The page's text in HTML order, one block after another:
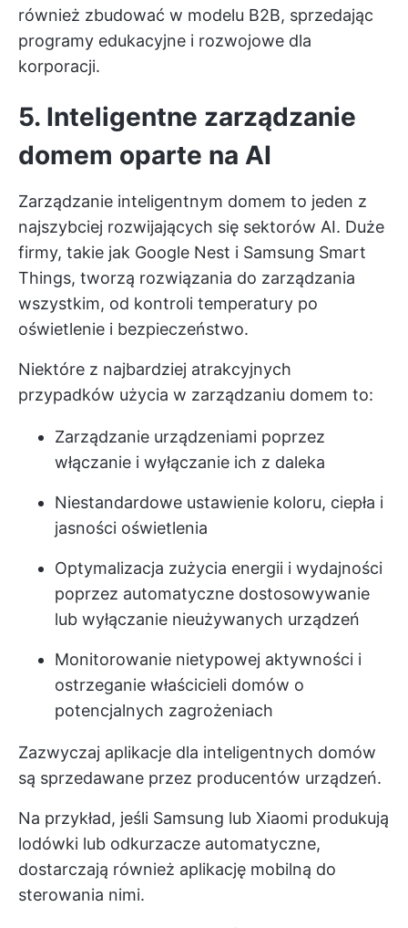
również zbudować w modelu B2B, sprzedając
programy edukacyjne i rozwojowe dla
korporacji.
5. Inteligentne zarządzanie
domem oparte na AI
Zarządzanie inteligentnym domem to jeden z
najszybciej rozwijających się sektorów AI. Duże
firmy, takie jak Google Nest i Samsung Smart
Things, tworzą rozwiązania do zarządzania
wszystkim, od kontroli temperatury po
oświetlenie i bezpieczeństwo.
Niektóre z najbardziej atrakcyjnych
przypadków użycia w zarządzaniu domem to:
Zarządzanie urządzeniami poprzez
włączanie i wyłączanie ich z daleka
Niestandardowe ustawienie koloru, ciepła i
jasności oświetlenia
Optymalizacja zużycia energii i wydajności
poprzez automatyczne dostosowywanie
lub wyłączanie nieużywanych urządzeń
Monitorowanie nietypowej aktywności i
ostrzeganie właścicieli domów o
potencjalnych zagrożeniach
Zazwyczaj aplikacje dla inteligentnych domów
są sprzedawane przez producentów urządzeń.
Na przykład, jeśli Samsung lub Xiaomi produkują
lodówki lub odkurzacze automatyczne,
dostarczają również aplikację mobilną do
sterowania nimi.